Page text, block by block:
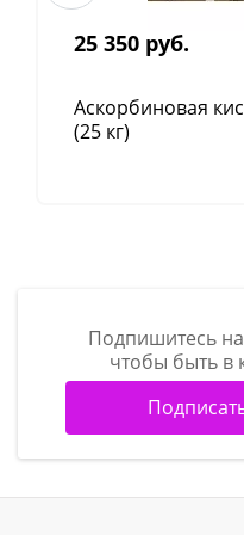
две недели.
неделю.
сборник, однако
препарата вводить
очищения труб.
Дворовые, лагерные,
– использовать 4
отверстие;
25 350 руб.
Аскорбиновая
(25 кг)
Подпишитесь
чтобы быть в